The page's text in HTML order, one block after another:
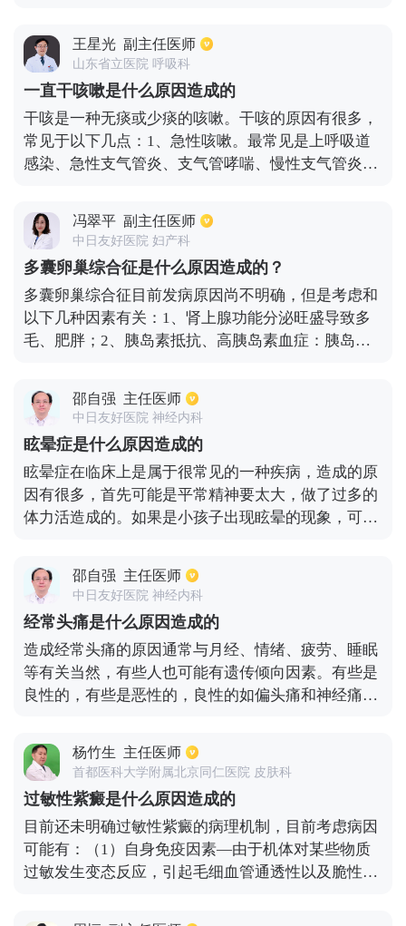
是有好处的。
良饮食习惯，如长期熬夜，然后因气管吸烟和饮酒而
引起的不是细菌感染，也是由气管的一些本能反应引
起的咳嗽。
王星光 副主任医师
山东省立医院 呼吸科
一直干咳嗽是什么原因造成的
干咳是一种无痰或少痰的咳嗽。干咳的原因有很多，
常见于以下几点：1、急性咳嗽。最常见是上呼吸道
感染、急性支气管炎、支气管哮喘、慢性支气管炎急
喘、慢性支气管炎、肺气肿等引起的。3、口服了卡
托普利、依那普利等血管紧张素转换酶抑制剂引起
的。当干咳在长期治疗后仍未痊愈时，应结合病人的
年龄、有无吸烟史等，完善胸部ct、呼出气一氧化氮
检测等，明确病因对症治疗。
冯翠平 副主任医师
中日友好医院 妇产科
多囊卵巢综合征是什么原因造成的？
多囊卵巢综合征目前发病原因尚不明确，但是考虑和
以下几种因素有关：1、肾上腺功能分泌旺盛导致多
毛、肥胖；2、胰岛素抵抗、高胰岛素血症：胰岛素
因素：如果上一辈，比如母亲、奶奶等为多囊患者，
子女也是容易出现多囊的，有家族聚集倾向。
邵自强 主任医师
中日友好医院 神经内科
眩晕症是什么原因造成的
眩晕症在临床上是属于很常见的一种疾病，造成的原
因有很多，首先可能是平常精神要太大，做了过多的
体力活造成的。如果是小孩子出现眩晕的现象，可能
了发热，感染或者使用某些药物之后从而引发出来的
眩晕，或者是经常处于抑郁的状态，情绪太过于激
动，同样会出现眩晕的情况。对于老年人而言，引发
眩晕的原因就是患上了心脑血管疾病，或者后循环缺
血等。
邵自强 主任医师
中日友好医院 神经内科
经常头痛是什么原因造成的
造成经常头痛的原因通常与月经、情绪、疲劳、睡眠
等有关当然，有些人也可能有遗传倾向因素。有些是
良性的，有些是恶性的，良性的如偏头痛和神经痛，
头痛的程度往往越来越严重。需要去神经科检查头部
ct，头部磁共振来找出原因，然后对症治疗。
杨竹生 主任医师
首都医科大学附属北京同仁医院 皮肤科
过敏性紫癜是什么原因造成的
目前还未明确过敏性紫癜的病理机制，目前考虑病因
可能有：（1）自身免疫因素—由于机体对某些物质
过敏发生变态反应，引起毛细血管通透性以及脆性增